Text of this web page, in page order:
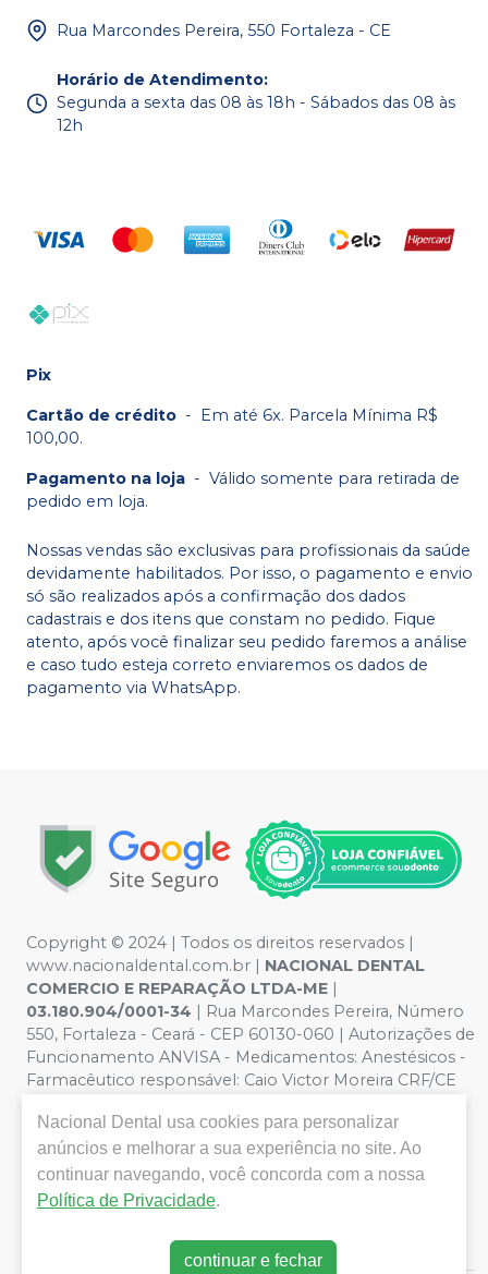
Rua Marcondes Pereira, 550 Fortaleza - CE
Horário de Atendimento:
Segunda a sexta das 08 às 18h - Sábados das 08 às
12h
Pix
Cartão de crédito - Em até 6x. Parcela Mínima R$
100,00.
Pagamento na loja - Válido somente para retirada de
pedido em loja.
Nossas vendas são exclusivas para profissionais da saúde
devidamente habilitados. Por isso, o pagamento e envio
só são realizados após a confirmação dos dados
cadastrais e dos itens que constam no pedido. Fique
atento, após você finalizar seu pedido faremos a análise
e caso tudo esteja correto enviaremos os dados de
pagamento via WhatsApp.
Copyright © 2024 | Todos os direitos reservados |
www.nacionaldental.com.br | NACIONAL DENTAL
COMERCIO E REPARAÇÃO LTDA-ME |
03.180.904/0001-34 | Rua Marcondes Pereira, Número
550, Fortaleza - Ceará - CEP 60130-060 | Autorizações de
Funcionamento ANVISA - Medicamentos: Anestésicos -
Farmacêutico responsável: Caio Victor Moreira CRF/CE
meramente ilustrativas - Os preços e condições da loja
virtual estão sujeitos a alterações. Em caso de
divergência de preços no site, o valor válido é o do
Carrinho de Compra. Não vendemos por atacado, por
de grandes volumes pelo site.
Nacional Dental usa cookies para personalizar
anúncios e melhorar a sua experiência no site. Ao
continuar navegando, você concorda com a nossa
Política de Privacidade.
continuar e fechar